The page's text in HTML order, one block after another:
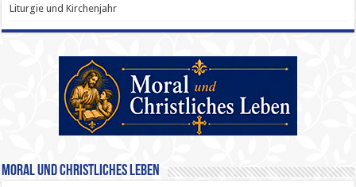
Liturgie und Kirchenjahr
Moral und Christliches Leben